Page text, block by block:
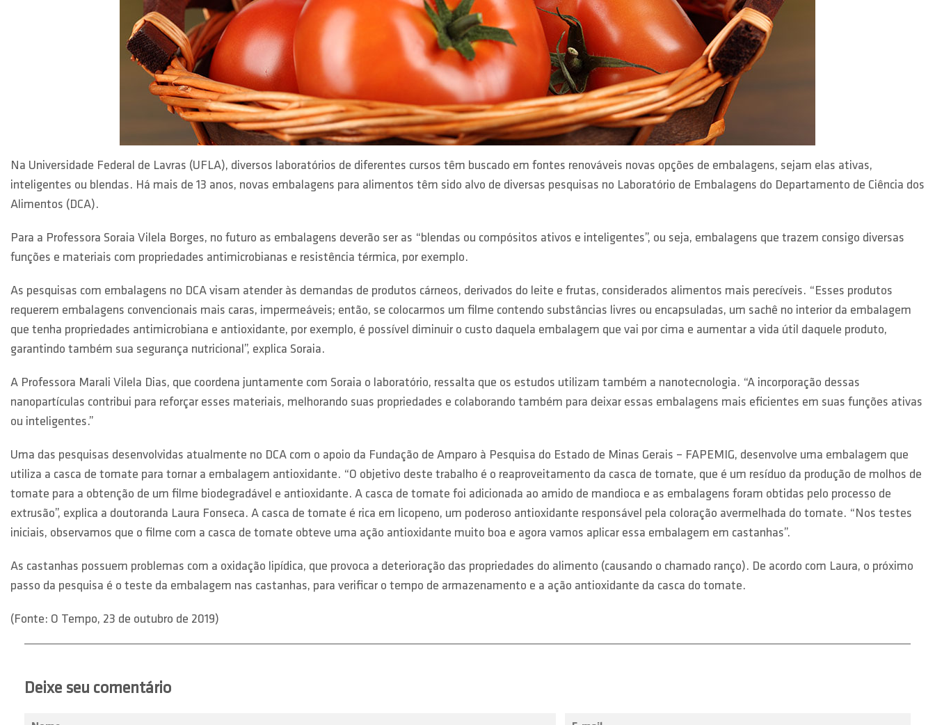
Na Universidade Federal de Lavras (UFLA), diversos laboratórios de diferentes cursos têm buscado em fontes renováveis novas opções de embalagens, sejam elas ativas,
inteligentes ou blendas. Há mais de 13 anos, novas embalagens para alimentos têm sido alvo de diversas pesquisas no Laboratório de Embalagens do Departamento de Ciência dos
Alimentos (DCA).
Para a Professora Soraia Vilela Borges, no futuro as embalagens deverão ser as “blendas ou compósitos ativos e inteligentes”, ou seja, embalagens que trazem consigo diversas
funções e materiais com propriedades antimicrobianas e resistência térmica, por exemplo.
As pesquisas com embalagens no DCA visam atender às demandas de produtos cárneos, derivados do leite e frutas, considerados alimentos mais perecíveis. “Esses produtos
requerem embalagens convencionais mais caras, impermeáveis; então, se colocarmos um filme contendo substâncias livres ou encapsuladas, um sachê no interior da embalagem
que tenha propriedades antimicrobiana e antioxidante, por exemplo, é possível diminuir o custo daquela embalagem que vai por cima e aumentar a vida útil daquele produto,
garantindo também sua segurança nutricional”, explica Soraia.
A Professora Marali Vilela Dias, que coordena juntamente com Soraia o laboratório, ressalta que os estudos utilizam também a nanotecnologia. “A incorporação dessas
nanopartículas contribui para reforçar esses materiais, melhorando suas propriedades e colaborando também para deixar essas embalagens mais eficientes em suas funções ativas
ou inteligentes.”
Uma das pesquisas desenvolvidas atualmente no DCA com o apoio da Fundação de Amparo à Pesquisa do Estado de Minas Gerais – FAPEMIG, desenvolve uma embalagem que
utiliza a casca de tomate para tornar a embalagem antioxidante. “O objetivo deste trabalho é o reaproveitamento da casca de tomate, que é um resíduo da produção de molhos de
tomate para a obtenção de um filme biodegradável e antioxidante. A casca de tomate foi adicionada ao amido de mandioca e as embalagens foram obtidas pelo processo de
extrusão”, explica a doutoranda Laura Fonseca. A casca de tomate é rica em licopeno, um poderoso antioxidante responsável pela coloração avermelhada do tomate. “Nos testes
iniciais, observamos que o filme com a casca de tomate obteve uma ação antioxidante muito boa e agora vamos aplicar essa embalagem em castanhas”.
As castanhas possuem problemas com a oxidação lipídica, que provoca a deterioração das propriedades do alimento (causando o chamado ranço). De acordo com Laura, o próximo
passo da pesquisa é o teste da embalagem nas castanhas, para verificar o tempo de armazenamento e a ação antioxidante da casca do tomate.
(Fonte: O Tempo, 23 de outubro de 2019)
Deixe seu comentário